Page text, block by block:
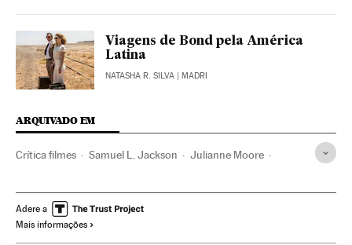
Viagens de Bond pela América
Latina
NATASHA R. SILVA | MADRI
ARQUIVADO EM
Crítica filmes Samuel L. Jackson Julianne Moore
Adere a
Mais informações